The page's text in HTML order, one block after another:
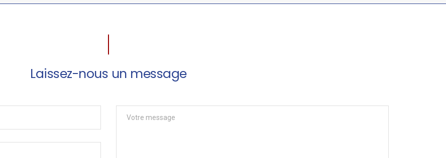
Laissez-nous un message